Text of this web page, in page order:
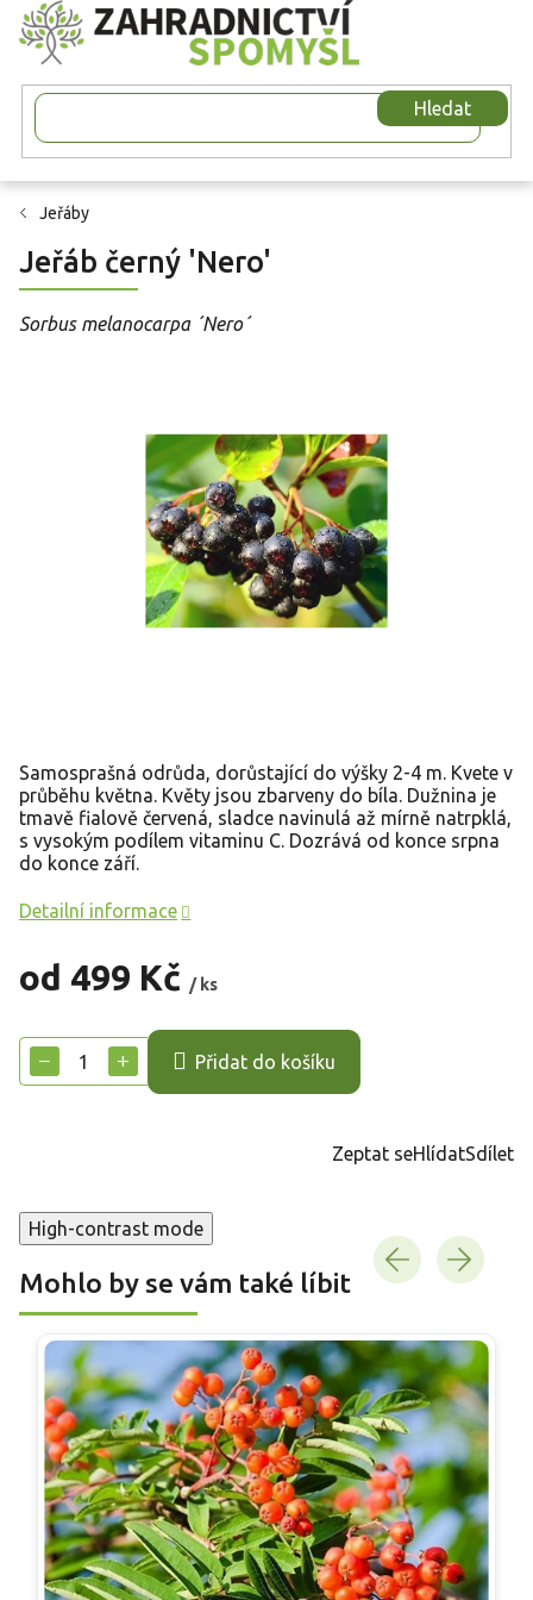
Přejít
na
obsah
Hledat
Jeřáby
Jeřáb černý 'Nero'
Sorbus melanocarpa ´Nero´
od 499 Kč / ks
cena:
+
− Přidat do košíku
Samosprašná odrůda, dorůstající do výšky 2-4 m. Kvete v
průběhu května. Květy jsou zbarveny do bíla. Dužnina je
tmavě fialově červená, sladce navinulá až mírně natrpklá,
s vysokým podílem vitaminu C. Dozrává od konce srpna
do konce září.
Detailní informace
Zeptat seHlídatSdílet
High-contrast mode
Mohlo by se vám také líbit